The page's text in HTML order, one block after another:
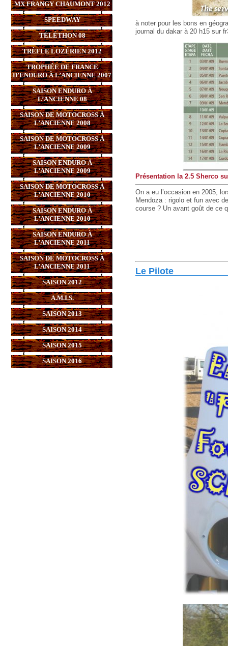
MX FRANGY CHAUMONT 2012
SPEEDWAY
TÉLÉTHON 08
TRÈFLE LOZÉRIEN 2012
TROPHÉE DE FRANCE
D’ENDURO À L’ANCIENNE 2007
SAISON ENDURO À
L’ANCIENNE 08
SAISON DE MOTOCROSS À
L’ANCIENNE 2008
SAISON DE MOTOCROSS À
L’ANCIENNE 2009
SAISON ENDURO À
L’ANCIENNE 2009
SAISON DE MOTOCROSS À
L’ANCIENNE 2010
SAISON ENDURO À
L’ANCIENNE 2010
SAISON ENDURO À
L’ANCIENNE 2011
SAISON DE MOTOCROSS À
L’ANCIENNE 2011
SAISON 2012
A.M.I.S.
SAISON 2013
SAISON 2014
SAISON 2015
SAISON 2016
à noter pour les bons en
journal du dakar à 20 h15 sur
Présentation la 2.5 Sherco
On a eu l’occasion en 2005,
Mendoza : rigolo et fun avec
course ? Un avant goût de ce
Le Pilote